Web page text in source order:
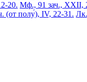
20. Мф., 91 зач., XXII,
(от полу́), IV, 22-31.